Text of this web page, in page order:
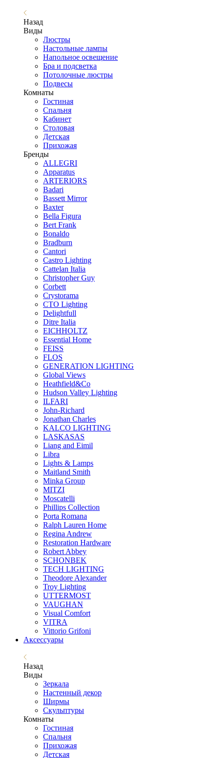
Назад
Виды
Люстры
Настольные лампы
Напольное освещение
Бра и подсветка
Потолочные люстры
Подвесы
Комнаты
Гостиная
Спальня
Кабинет
Столовая
Детская
Прихожая
Бренды
ALLEGRI
Apparatus
ARTERIORS
Badari
Bassett Mirror
Baxter
Bella Figura
Bert Frank
Bonaldo
Bradburn
Cantori
Castro Lighting
Cattelan Italia
Christopher Guy
Corbett
Crystorama
CTO Lighting
Delightfull
Ditre Italia
EICHHOLTZ
Essential Home
FEISS
FLOS
GENERATION LIGHTING
Global Views
Heathfield&Co
Hudson Valley Lighting
ILFARI
John-Richard
Jonathan Charles
KALCO LIGHTING
LASKASAS
Liang and Eimil
Libra
Lights & Lamps
Maitland Smith
Minka Group
MITZI
Moscatelli
Phillips Collection
Porta Romana
Ralph Lauren Home
Regina Andrew
Restoration Hardware
Robert Abbey
SCHONBEK
TECH LIGHTING
Theodore Alexander
Troy Lighting
UTTERMOST
VAUGHAN
Visual Comfort
VITRA
Vittorio Grifoni
Аксессуары
Назад
Виды
Зеркала
Настенный декор
Ширмы
Скульптуры
Комнаты
Гостиная
Спальня
Прихожая
Детская